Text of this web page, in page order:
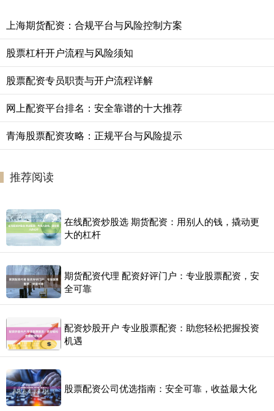
上海期货配资：合规平台与风险控制方案
股票杠杆开户流程与风险须知
股票配资专员职责与开户流程详解
网上配资平台排名：安全靠谱的十大推荐
青海股票配资攻略：正规平台与风险提示
推荐阅读
在线配资炒股选 期货配资：用别人的钱，撬动更
大的杠杆
期货配资代理 配资好评门户：专业股票配资，安
全可靠
配资炒股开户 专业股票配资：助您轻松把握投资
机遇
股票配资公司优选指南：安全可靠，收益最大化